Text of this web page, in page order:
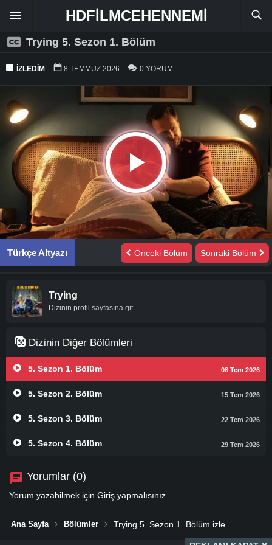
HDFILMCEHENNEMI
Trying 5. Sezon 1. Bölüm
İZLEDIM 8 TEMMUZ 2026 0 YORUM
Türkçe Altyazı Önceki Bölüm Sonraki Bölüm
Trying
Dizinin profil sayfasına git.
Dizinin Diğer Bölümleri
5. Sezon 1. Bölüm 08 Tem 2026
5. Sezon 2. Bölüm 15 Tem 2026
5. Sezon 3. Bölüm 22 Tem 2026
5. Sezon 4. Bölüm 29 Tem 2026
Yorumlar (0)
Yorum yazabilmek için Giriş yapmalısınız.
Ana Sayfa Bölümler Trying 5. Sezon 1. Bölüm izle